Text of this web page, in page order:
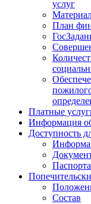
услуг
План
Платные
Информация
Доступность
Состав